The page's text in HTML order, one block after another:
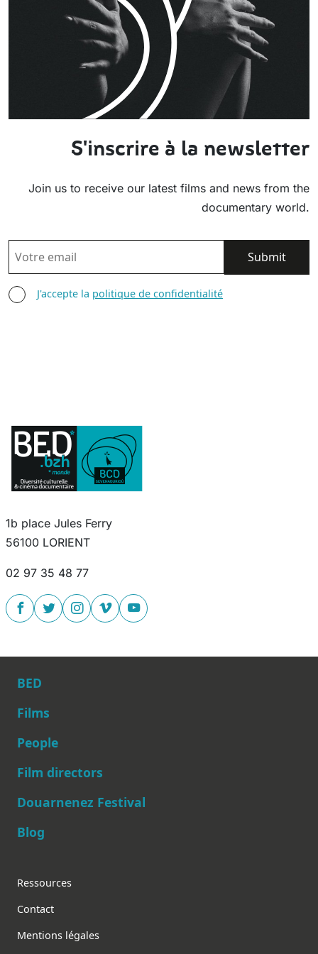
S'inscrire à la newsletter
Join us to receive our latest films and news from the
documentary world.
EMAIL
AGREE TERMS
J'accepte la politique de confidentialité
1b place Jules Ferry
56100 LORIENT
02 97 35 48 77
Main navigation
BED
Films
People
Film directors
Douarnenez Festival
Blog
Footer
Ressources
Contact
Mentions légales